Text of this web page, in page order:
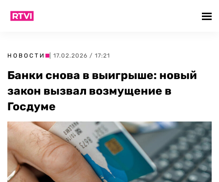
НОВОСТИ | 17.02.2026 / 17:21
Банки снова в выигрыше: новый
закон вызвал возмущение в
Госдуме